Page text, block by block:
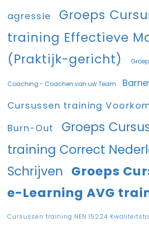
agressie
Groeps
training Effectieve
(Praktijk-gericht)
Coaching - Coachen van uw Team
Cursussen training
Burn-Out
Groeps
training Correct
Schrijven Groeps
e-Learning AVG
Cursussen training NEN 15224